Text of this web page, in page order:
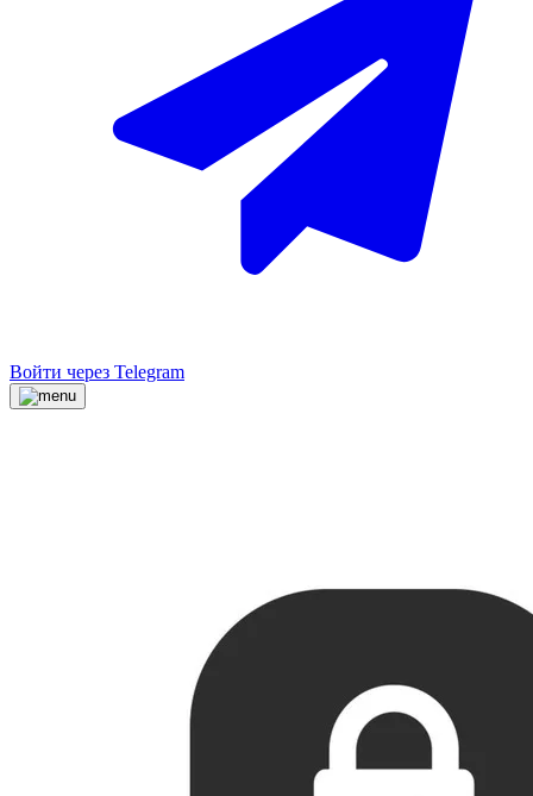
Войти через Telegram